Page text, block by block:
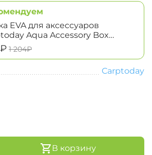
EVA для аксессуаров
Aqua Accessory Box
маленькая
₽ ‍1 204‍₽
Carptoday
В корзину